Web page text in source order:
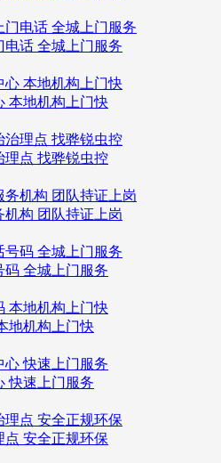
话 全城上门服务
本地机构上门快
理点 找骅锐虫控
构 团队持证上岗
码 全城上门服务
地机构上门快
快速上门服务
安全正规环保